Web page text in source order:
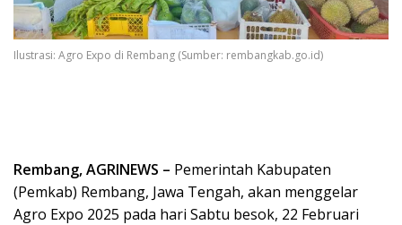
Ilustrasi: Agro Expo di Rembang (Sumber: rembangkab.go.id)
Rembang, AGRINEWS – Pemerintah Kabupaten
(Pemkab) Rembang, Jawa Tengah, akan menggelar
Agro Expo 2025 pada hari Sabtu besok, 22 Februari